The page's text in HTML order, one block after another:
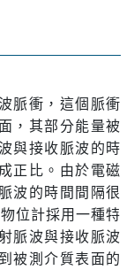
脈衝，這個脈衝
，其部分能量被
與接收脈波的時
正比。由於電磁
波的時間間隔很
位計採用一種特
脈波與接收脈波
被測介質表面的